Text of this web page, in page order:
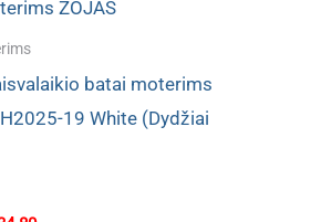
batai moterims
19 White (Dydžiai